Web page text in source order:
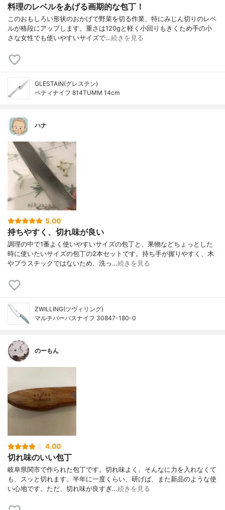
料理のレベルをあげる画期的な包丁！
このおもしろい形状のおかげで野菜を切る作業、特にみじん切りのレベ
ルが格段にアップします。重さは120gと軽く小回りもきくため手の小
さな女性でも使いやすいサイズで…続きを見る
GLESTAIN(グレステン)
ペティナイフ 814TUMM 14cm
ハナ
5.00
持ちやすく、切れ味が良い
調理の中で1番よく使いやすいサイズの包丁と、果物などちょっとした
時に使いたいサイズの包丁の2本セットです。持ち手が握りやすく、木
やプラスチックではないため、洗っ…続きを見る
ZWILLING(ツヴィリング)
マルチパーパスナイフ 30847-180-0
のーもん
4.00
切れ味のいい包丁
岐阜県関市で作られた包丁です。切れ味よく、そんなに力を入れなくて
も、スッと切れます。半年に一度くらい、研げば、また新品のような使
い心地です。ただ、切れ味が良すぎ…続きを見る